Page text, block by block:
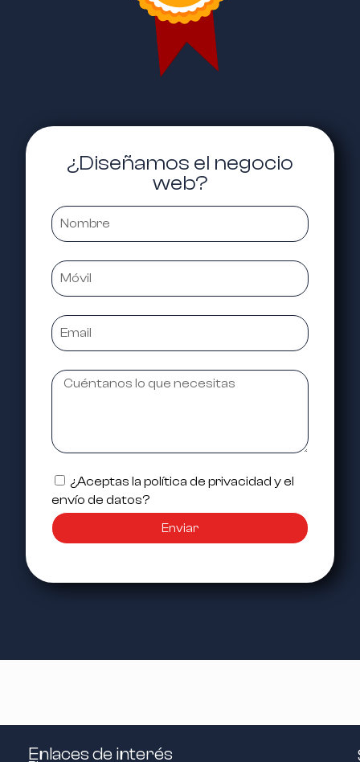
¿Diseñamos el negocio
web?
¿Aceptas la política de privacidad y el
envío de datos?
Enviar
Enlaces de interés